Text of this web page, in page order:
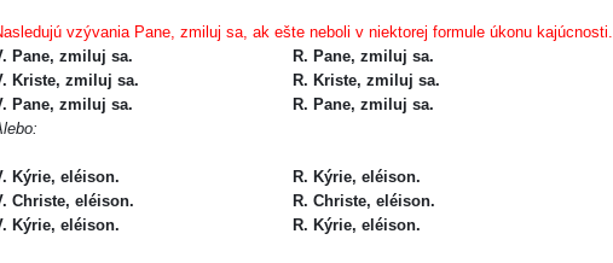
vzývania Pane, zmiluj sa, ak ešte neboli v niektorej formule úkonu kajúcnosti.
Pane, zmiluj sa.
R. Pane, zmiluj sa.
Kriste, zmiluj sa.
R. Kriste, zmiluj sa.
Pane, zmiluj sa.
R. Pane, zmiluj sa.
Kýrie, eléison.
R. Kýrie, eléison.
Christe, eléison.
R. Christe, eléison.
Kýrie, eléison.
R. Kýrie, eléison.